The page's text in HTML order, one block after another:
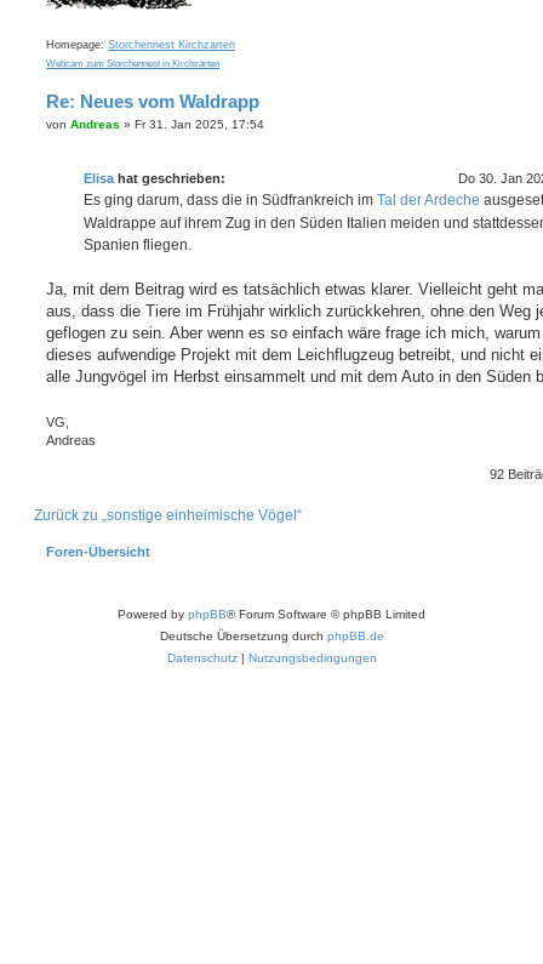
Homepage: Storchennest Kirchzarten
Webcam zum Storchennest in Kirchzarten
Re: Neues vom Waldrapp
B
von Andreas » Fr 31. Jan 2025, 17:54
Elisahat geschrieben: Do 30. Jan
Es ging darum, dass die in Südfrankreich im Tal der Ardeche
Waldrappe auf ihrem Zug in den Süden Italien meiden und
Spanien fliegen.
Ja, mit dem Beitrag wird es tatsächlich etwas klarer. Vielleicht geht
aus, dass die Tiere im Frühjahr wirklich zurückkehren, ohne den Weg
geflogen zu sein. Aber wenn es so einfach wäre frage ich mich,
dieses aufwendige Projekt mit dem Leichflugzeug betreibt, und nicht
alle Jungvögel im Herbst einsammelt und mit dem Auto in den Süden
VG,
Andreas
92
Zurück zu „sonstige einheimische Vögel“
Foren-Übersicht
Powered by phpBB® Forum Software © phpBB Limited
Deutsche Übersetzung durch phpBB.de
Datenschutz| Nutzungsbedingungen